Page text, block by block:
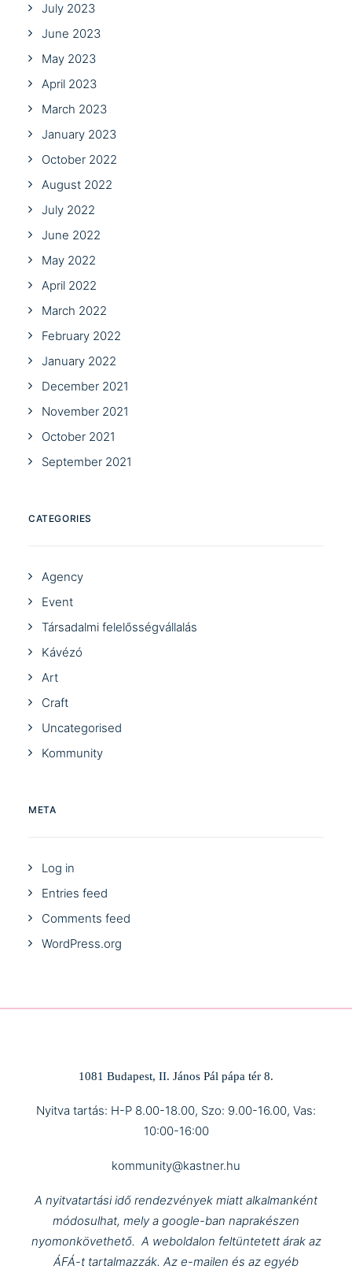
July 2023
June 2023
May 2023
April 2023
March 2023
January 2023
October 2022
August 2022
July 2022
June 2022
May 2022
April 2022
March 2022
February 2022
January 2022
December 2021
November 2021
October 2021
September 2021
CATEGORIES
Agency
Event
Társadalmi felelősségvállalás
Kávézó
Art
Craft
Uncategorised
Kommunity
META
Log in
Entries feed
Comments feed
WordPress.org
1081 Budapest, II. János Pál pápa tér 8.
Nyitva tartás: H-P 8.00-18.00, Szo: 9.00-16.00, Vas:
10:00-16:00
kommunity@kastner.hu
A nyitvatartási idő rendezvények miatt alkalmanként
módosulhat, mely a google-ban naprakészen
nyomonkövethető. A weboldalon feltüntetett árak az
ÁFÁ-t tartalmazzák. Az e-mailen és az egyéb